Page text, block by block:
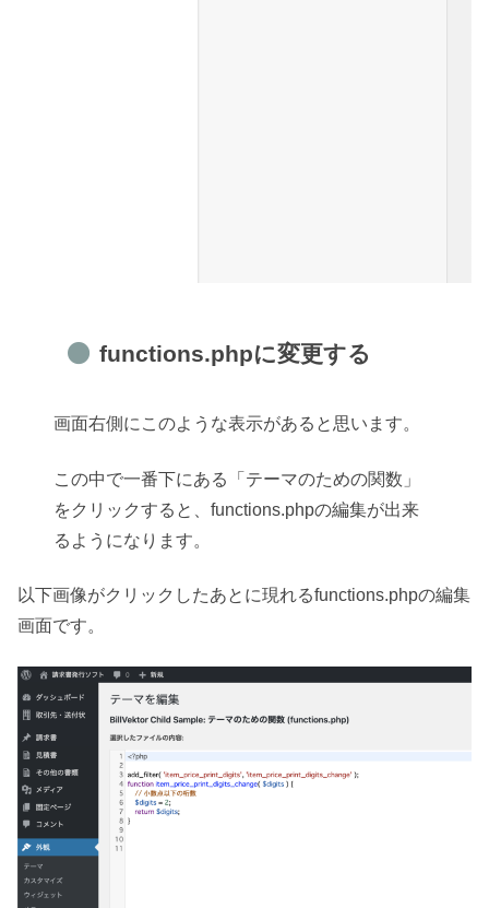
functions.phpに変更する
画面右側にこのような表示があると思います。
この中で一番下にある「テーマのための関数」
をクリックすると、functions.phpの編集が出来
るようになります。
以下画像がクリックしたあとに現れるfunctions.phpの編集
画面です。